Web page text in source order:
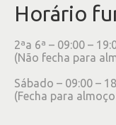
Horário
2ªa 6ª – 09:00 –
(Não fecha para
Sábado – 09:00 –
(Fecha para